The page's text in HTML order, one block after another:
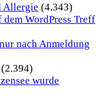
Allergie (4.343)
dem WordPress Treff
nach Anmeldung
(2.394)
wurde